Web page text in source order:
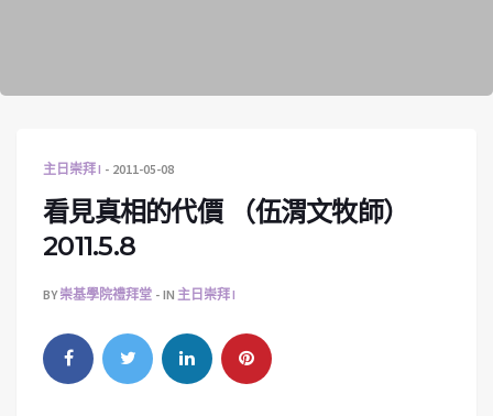
主日崇拜 I 2011-05-08
看見真相的代價 （伍渭文牧師）
2011.5.8
BY崇基學院禮拜堂 IN 主日崇拜 I